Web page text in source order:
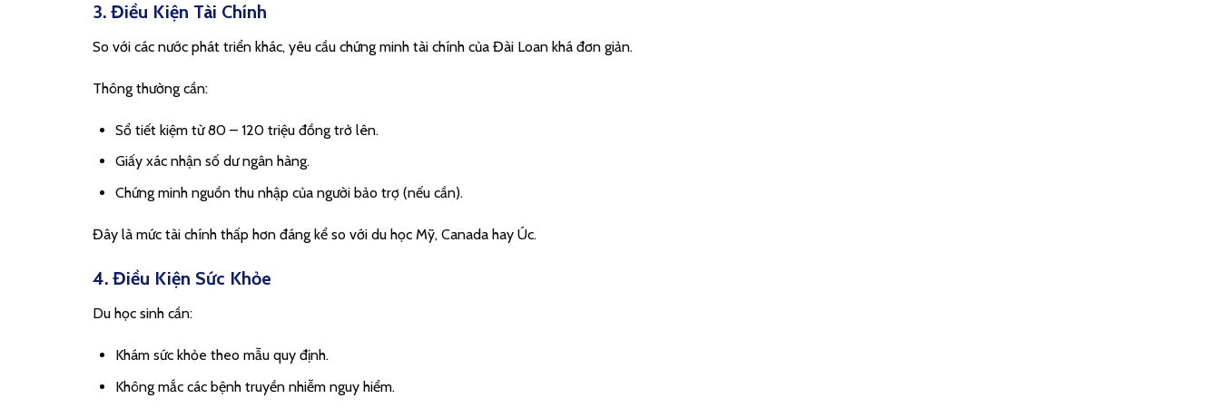
3. Điều Kiện Tài Chính
So với các nước phát triển khác, yêu cầu chứng minh tài chính của Đài Loan khá đơn giản.
Thông thường cần:
Sổ tiết kiệm từ 80 – 120 triệu đồng trở lên.
Giấy xác nhận số dư ngân hàng.
Chứng minh nguồn thu nhập của người bảo trợ (nếu cần).
Đây là mức tài chính thấp hơn đáng kể so với du học Mỹ, Canada hay Úc.
4. Điều Kiện Sức Khỏe
Du học sinh cần:
Khám sức khỏe theo mẫu quy định.
Không mắc các bệnh truyền nhiễm nguy hiểm.